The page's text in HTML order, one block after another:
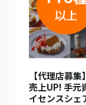
【代理店募
売上UP! 手元
イセンスシェ